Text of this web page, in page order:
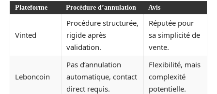
Plateforme Procédure d’annulation Avis
Vinted
Procédure structurée,
rigide après
validation.
Réputée pour
sa simplicité de
vente.
Leboncoin
Pas d’annulation
automatique, contact
direct requis.
Flexibilité, mais
complexité
potentielle.